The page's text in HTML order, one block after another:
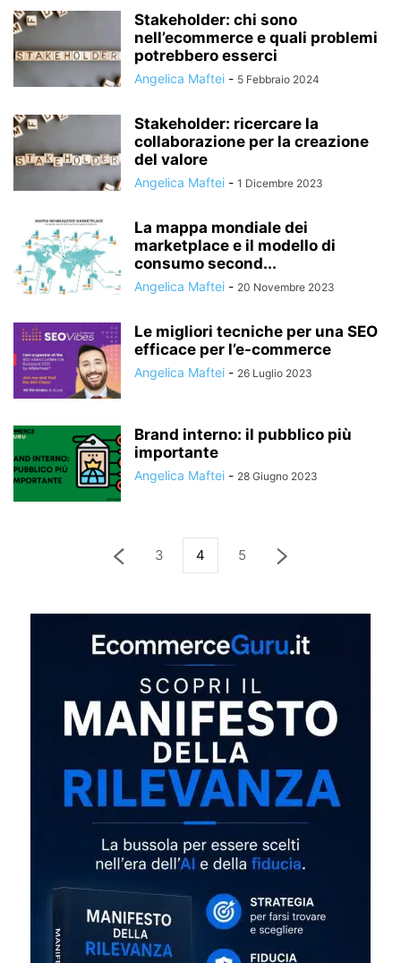
Stakeholder: chi sono
nell’ecommerce e quali problemi
potrebbero esserci
Angelica Maftei - 5 Febbraio 2024
Stakeholder: ricercare la
collaborazione per la creazione
del valore
Angelica Maftei - 1 Dicembre 2023
La mappa mondiale dei
marketplace e il modello di
consumo second...
Angelica Maftei - 20 Novembre 2023
Le migliori tecniche per una SEO
efficace per l’e-commerce
Angelica Maftei - 26 Luglio 2023
Brand interno: il pubblico più
importante
Angelica Maftei - 28 Giugno 2023
3 4 5